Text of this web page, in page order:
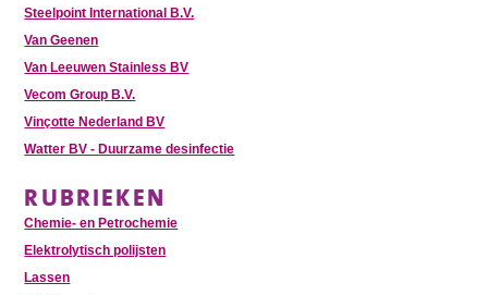
Steelpoint International B.V.
Van Geenen
Van Leeuwen Stainless BV
Vecom Group B.V.
Vinçotte Nederland BV
Watter BV - Duurzame desinfectie
RUBRIEKEN
Chemie- en Petrochemie
Elektrolytisch polijsten
Lassen